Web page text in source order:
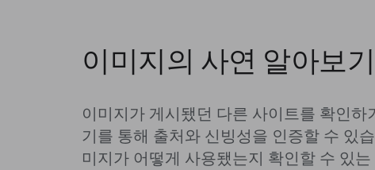
이미지의 사연 알아보
이미지가 게시됐던 다른 사이트를 확인하
기를 통해 출처와 신빙성을 인증할 수 있
미지가 어떻게 사용됐는지 확인할 수 있